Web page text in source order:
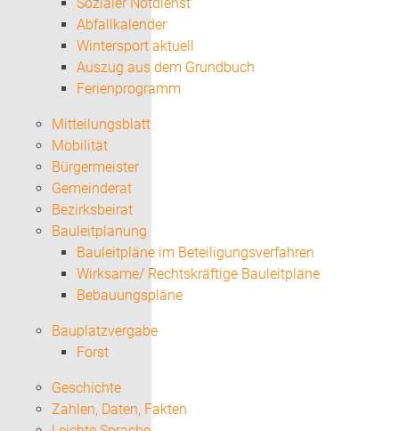
Abfallkalender
Wintersport aktuell
Auszug aus dem Grundbuch
Ferienprogramm
Mitteilungsblatt
Mobilität
Bürgermeister
Gemeinderat
Bezirksbeirat
Bauleitplanung
Bauleitpläne im Beteiligungsverfahren
Wirksame/ Rechtskräftige Bauleitpläne
Bebauungspläne
Bauplatzvergabe
Forst
Geschichte
Zahlen, Daten, Fakten